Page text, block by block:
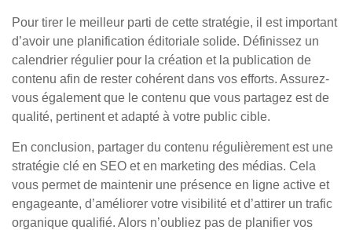
Pour tirer le meilleur parti de cette stratégie, il est important
d’avoir une planification éditoriale solide. Définissez un
calendrier régulier pour la création et la publication de
contenu afin de rester cohérent dans vos efforts. Assurez-
vous également que le contenu que vous partagez est de
qualité, pertinent et adapté à votre public cible.
En conclusion, partager du contenu régulièrement est une
stratégie clé en SEO et en marketing des médias. Cela
vous permet de maintenir une présence en ligne active et
engageante, d’améliorer votre visibilité et d’attirer un trafic
organique qualifié. Alors n’oubliez pas de planifier vos